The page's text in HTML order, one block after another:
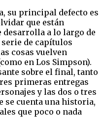
su principal defecto es
que están
desarrolla a lo largo de
de capítulos
cosas vuelven
en Los Simpson).
sobre el final, tanto
primeras entregas
y las dos o tres
se cuenta una historia,
que poco o nada